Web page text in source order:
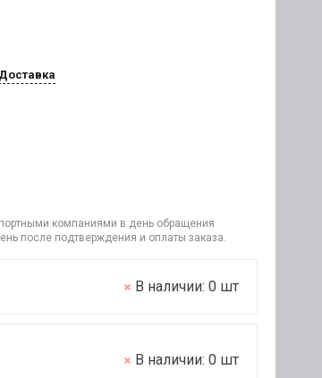
Доставка
компаниями в день обращения
после подтверждения и оплаты заказа.
В наличии: 0 шт
В наличии: 0 шт